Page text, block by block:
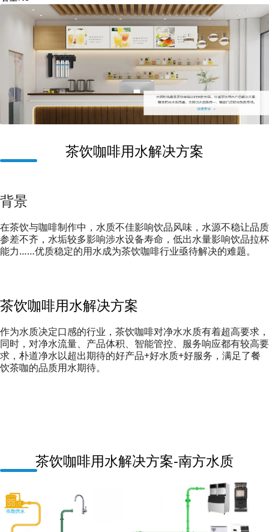
茶饮咖啡用水解决方案
背景
在茶饮与咖啡制作中，水质不佳影响饮品风味，水源不稳让品质
参差不齐，水垢较多影响涉水设备寿命，低出水量影响饮品拉杯
能力……优质稳定的用水成为茶饮咖啡行业亟待解决的难题。
茶饮咖啡用水解决方案
作为水质决定口感的行业，茶饮咖啡对净水水质有着超高要求，
同时，对净水流量、产品体积、智能管控、服务响应都有较高要
求，朴道净水以超出期待的好产品+好水质+好服务，满足了餐
饮茶咖的品质用水期待。
茶饮咖啡用水解决方案-南方水质